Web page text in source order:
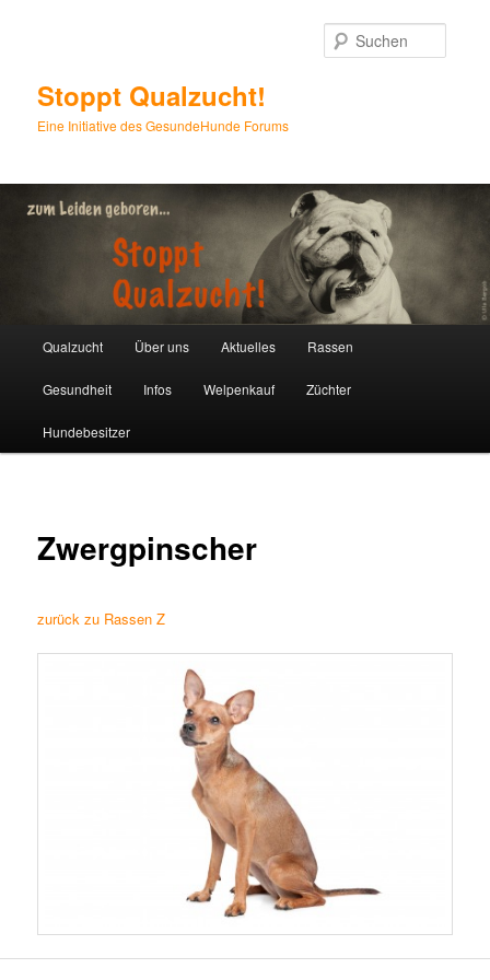
Stoppt Qualzucht!
Eine Initiative des GesundeHunde Forums
Qualzucht Über uns Aktuelles Rassen
Gesundheit Infos Welpenkauf Züchter
Hundebesitzer
Zwergpinscher
zurück zu Rassen Z